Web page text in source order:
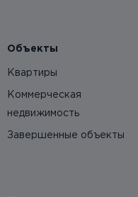
Объекты
Квартиры
Коммерческая
недвижимость
Завершенные объекты